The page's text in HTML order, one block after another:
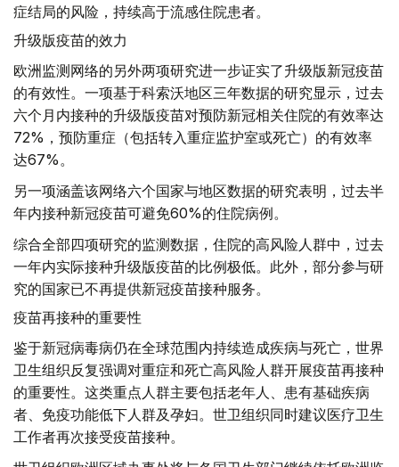
症结局的风险，持续高于流感住院患者。
升级版疫苗的效力
欧洲监测网络的另外两项研究进一步证实了升级版新冠疫苗
的有效性。一项基于科索沃地区三年数据的研究显示，过去
六个月内接种的升级版疫苗对预防新冠相关住院的有效率达
72%，预防重症（包括转入重症监护室或死亡）的有效率
达67%。
另一项涵盖该网络六个国家与地区数据的研究表明，过去半
年内接种新冠疫苗可避免60%的住院病例。
综合全部四项研究的监测数据，住院的高风险人群中，过去
一年内实际接种升级版疫苗的比例极低。此外，部分参与研
究的国家已不再提供新冠疫苗接种服务。
疫苗再接种的重要性
鉴于新冠病毒病仍在全球范围内持续造成疾病与死亡，世界
卫生组织反复强调对重症和死亡高风险人群开展疫苗再接种
的重要性。这类重点人群主要包括老年人、患有基础疾病
者、免疫功能低下人群及孕妇。世卫组织同时建议医疗卫生
工作者再次接受疫苗接种。